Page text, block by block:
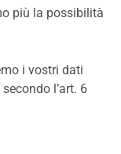
più la possibilità
i vostri dati
l’art. 6